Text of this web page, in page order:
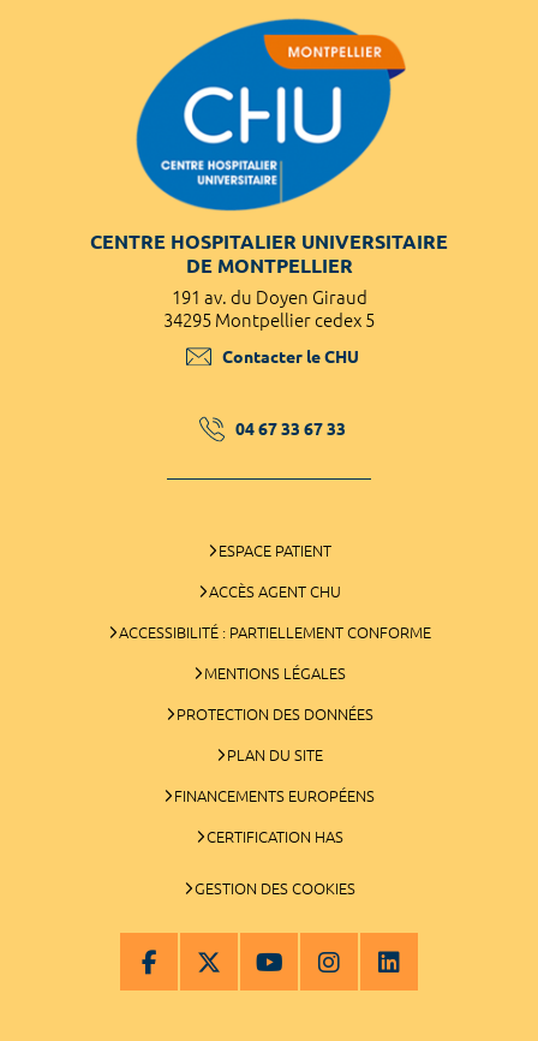
CENTRE HOSPITALIER UNIVERSITAIRE
DE MONTPELLIER
191 av. du Doyen Giraud
34295 Montpellier cedex 5
Contacter le CHU
04 67 33 67 33
ESPACE PATIENT
ACCÈS AGENT CHU
ACCESSIBILITÉ : PARTIELLEMENT CONFORME
MENTIONS LÉGALES
PROTECTION DES DONNÉES
PLAN DU SITE
FINANCEMENTS EUROPÉENS
CERTIFICATION HAS
GESTION DES COOKIES